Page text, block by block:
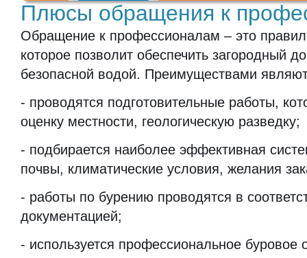
Плюсы обращения к
Обращение к профессионалам – это
которое позволит обеспечить загородный
безопасной водой. Преимуществами
- проводятся подготовительные работы,
оценку местности, геологическую разведку;
- подбирается наиболее эффективная
почвы, климатические условия, желания
- работы по бурению проводятся в
документацией;
- используется профессиональное буровое